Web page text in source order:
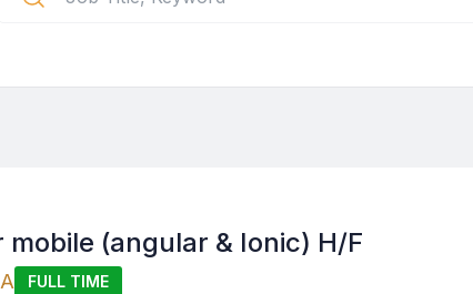
mobile (angular & Ionic) H/F
FULL TIME